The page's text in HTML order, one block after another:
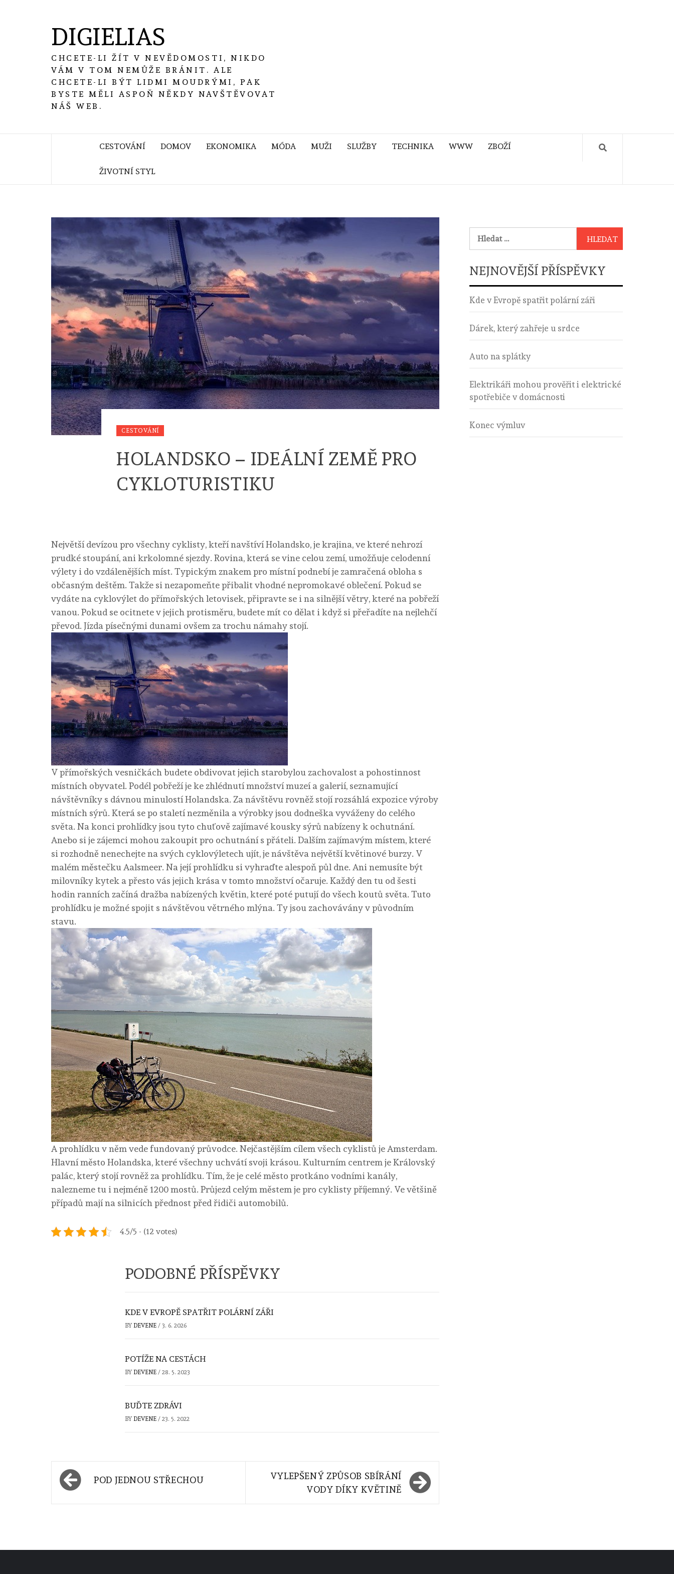
DIGIELIAS
CHCETE-LI ŽÍT V NEVĚDOMOSTI, NIKDO
VÁM V TOM NEMŮŽE BRÁNIT. ALE
CHCETE-LI BÝT LIDMI MOUDRÝMI, PAK
BYSTE MĚLI ASPOŇ NĚKDY NAVŠTĚVOVAT
NÁŠ WEB.
CESTOVÁNÍ DOMOV EKONOMIKA MÓDA MUŽI SLUŽBY TECHNIKA WWW ZBOŽÍ
ŽIVOTNÍ STYL
CESTOVÁNÍ
HOLANDSKO – IDEÁLNÍ ZEMĚ PRO
CYKLOTURISTIKU
Největší devízou pro všechny cyklisty, kteří navštíví Holandsko, je krajina, ve které nehrozí
prudké stoupání, ani krkolomné sjezdy. Rovina, která se vine celou zemí, umožňuje celodenní
výlety i do vzdálenějších míst. Typickým znakem pro místní podnebí je zamračená obloha s
občasným deštěm. Takže si nezapomeňte přibalit vhodné nepromokavé oblečení. Pokud se
vydáte na cyklovýlet do přímořských letovisek, připravte se i na silnější větry, které na pobřeží
vanou. Pokud se ocitnete v jejich protisměru, budete mít co dělat i když si přeřadíte na nejlehčí
převod. Jízda písečnými dunami ovšem za trochu námahy stojí.
V přímořských vesničkách budete obdivovat jejich starobylou zachovalost a pohostinnost
místních obyvatel. Podél pobřeží je ke zhlédnutí množství muzeí a galerií, seznamující
návštěvníky s dávnou minulostí Holandska. Za návštěvu rovněž stojí rozsáhlá expozice výroby
místních sýrů. Která se po staletí nezměnila a výrobky jsou dodneška vyváženy do celého
světa. Na konci prohlídky jsou tyto chuťově zajímavé kousky sýrů nabízeny k ochutnání.
Anebo si je zájemci mohou zakoupit pro ochutnání s přáteli. Dalším zajímavým místem, které
si rozhodně nenechejte na svých cyklovýletech ujít, je návštěva největší květinové burzy. V
malém městečku Aalsmeer. Na její prohlídku si vyhraďte alespoň půl dne. Ani nemusíte být
milovníky kytek a přesto vás jejich krása v tomto množství očaruje. Každý den tu od šesti
hodin ranních začíná dražba nabízených květin, které poté putují do všech koutů světa. Tuto
prohlídku je možné spojit s návštěvou větrného mlýna. Ty jsou zachovávány v původním
stavu.
A prohlídku v něm vede fundovaný průvodce. Nejčastějším cílem všech cyklistů je Amsterdam.
Hlavní město Holandska, které všechny uchvátí svoji krásou. Kulturním centrem je Královský
palác, který stojí rovněž za prohlídku. Tím, že je celé město protkáno vodními kanály,
nalezneme tu i nejméně 1200 mostů. Průjezd celým městem je pro cyklisty příjemný. Ve většině
případů mají na silnicích přednost před řidiči automobilů.
4.5/5 - (12 votes)
PODOBNÉ PŘÍSPĚVKY
KDE V EVROPĚ SPATŘIT POLÁRNÍ ZÁŘI
BY DEVENE / 3. 6. 2026
POTÍŽE NA CESTÁCH
BY DEVENE / 28. 5. 2023
BUĎTE ZDRÁVI
BY DEVENE / 23. 5. 2022
Navigace
pro
POD JEDNOU STŘECHOU
VYLEPŠENÝ ZPŮSOB SBÍRÁNÍ
VODY DÍKY KVĚTINĚ
Vyhledávání
NEJNOVĚJŠÍ PŘÍSPĚVKY
Kde v Evropě spatřit polární záři
Dárek, který zahřeje u srdce
Auto na splátky
Elektrikáři mohou prověřit i elektrické
spotřebiče v domácnosti
Konec výmluv